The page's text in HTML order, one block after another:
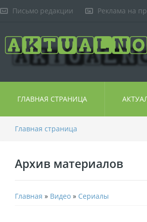
Письмо редакции Реклама на
ГЛАВНАЯ СТРАНИЦА
Главная страница
Архив материалов
Главная » Видео » Сериалы